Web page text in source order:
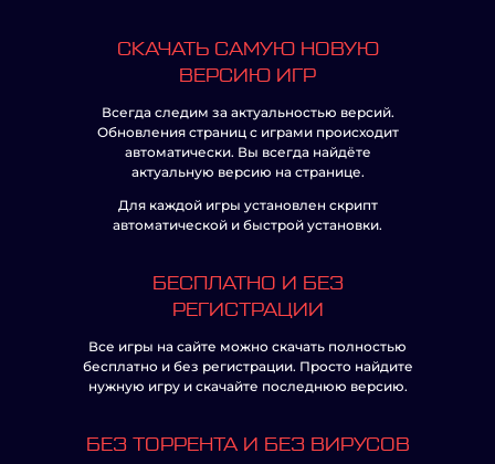
СКАЧАТЬ САМУЮ НОВУЮ
ВЕРСИЮ ИГР
Всегда следим за актуальностью версий.
Обновления страниц с играми происходит
автоматически. Вы всегда найдёте
актуальную версию на странице.
Для каждой игры установлен скрипт
автоматической и быстрой установки.
БЕСПЛАТНО И БЕЗ
РЕГИСТРАЦИИ
Все игры на сайте можно скачать полностью
бесплатно и без регистрации. Просто найдите
нужную игру и скачайте последнюю версию.
БЕЗ ТОРРЕНТА И БЕЗ ВИРУСОВ